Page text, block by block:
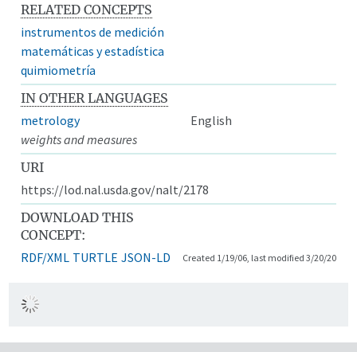
RELATED CONCEPTS
instrumentos de medición
matemáticas y estadística
quimiometría
IN OTHER LANGUAGES
metrology
English
weights and measures
URI
https://lod.nal.usda.gov/nalt/2178
DOWNLOAD THIS
CONCEPT:
RDF/XML TURTLE JSON-LD Created 1/19/06, last modified 3/20/20